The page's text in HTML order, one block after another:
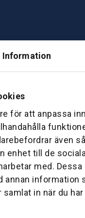
Information
för att anpassa
även
enhet till de
med. Dessa
annan information
in när du